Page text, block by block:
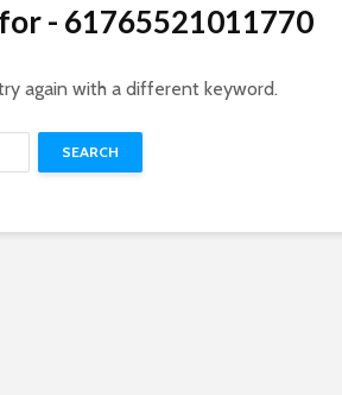
- 61765521011770
again with a different keyword.
SEARCH